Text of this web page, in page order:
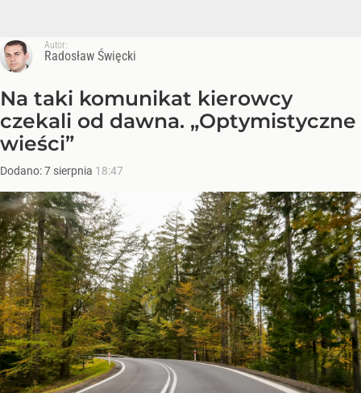
Autor:
Radosław Święcki
Na taki komunikat kierowcy
czekali od dawna. „Optymistyczne
wieści”
Dodano:7 sierpnia 18:47